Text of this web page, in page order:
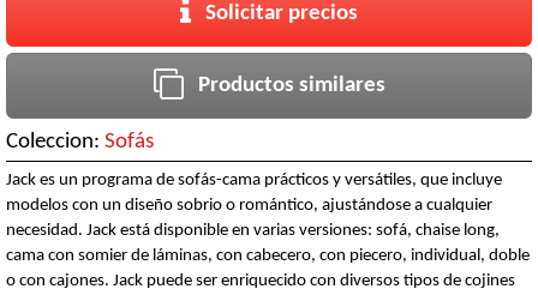
Solicitar precios
Productos similares
Coleccion: Sofás
Jack es un programa de sofás-cama prácticos y versátiles, que incluye
modelos con un diseño sobrio o romántico, ajustándose a cualquier
necesidad. Jack está disponible en varias versiones: sofá, chaise long,
cama con somier de láminas, con cabecero, con piecero, individual, doble
o con cajones. Jack puede ser enriquecido con diversos tipos de cojines